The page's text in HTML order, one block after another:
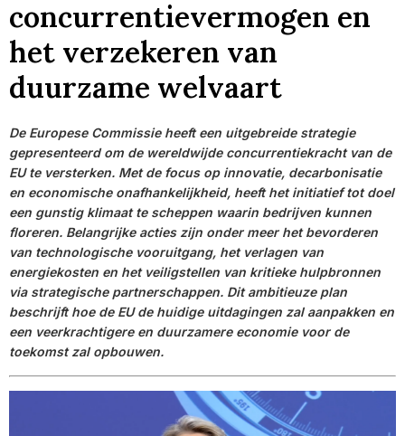
concurrentievermogen en
het verzekeren van
duurzame welvaart
De Europese Commissie heeft een uitgebreide strategie
gepresenteerd om de wereldwijde concurrentiekracht van de
EU te versterken. Met de focus op innovatie, decarbonisatie
en economische onafhankelijkheid, heeft het initiatief tot doel
een gunstig klimaat te scheppen waarin bedrijven kunnen
floreren. Belangrijke acties zijn onder meer het bevorderen
van technologische vooruitgang, het verlagen van
energiekosten en het veiligstellen van kritieke hulpbronnen
via strategische partnerschappen. Dit ambitieuze plan
beschrijft hoe de EU de huidige uitdagingen zal aanpakken en
een veerkrachtigere en duurzamere economie voor de
toekomst zal opbouwen.